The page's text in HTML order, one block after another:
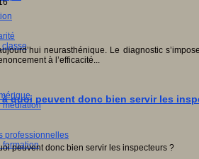
classe
médiation
professionnelles
formation
neurasthénique. Le diagnostic
à l’efficacité...
quoi peuvent donc bien servir les